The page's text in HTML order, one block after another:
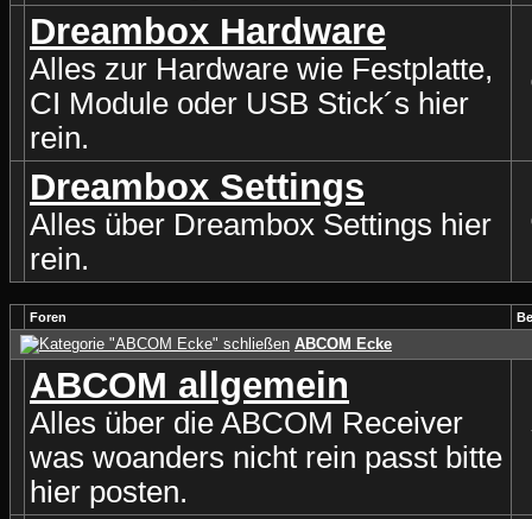
Dreambox Hardware
Alles zur Hardware wie Festplatte,
CI Module oder USB Stick´s hier
rein.
Dreambox Settings
Alles über Dreambox Settings hier
rein.
Foren
ABCOM Ecke
ABCOM allgemein
Alles über die ABCOM Receiver
was woanders nicht rein passt bitte
hier posten.